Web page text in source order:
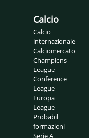
Calcio
Calcio
internazionale
Calciomercato
Champions
League
Conference
League
Europa
League
Probabili
formazioni
Serie A